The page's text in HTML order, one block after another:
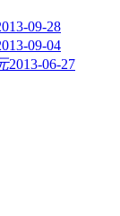
09-28
09-04
2013-06-27